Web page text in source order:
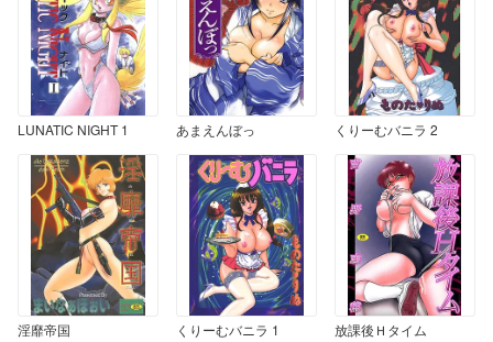
LUNATIC NIGHT 1 あまえんぼっ くりーむバニラ 2
淫靡帝国 くりーむバニラ 1 放課後Ｈタイム